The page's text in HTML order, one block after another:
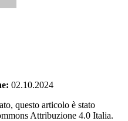
02.10.2024
questo articolo è stato
Attribuzione 4.0 Italia.